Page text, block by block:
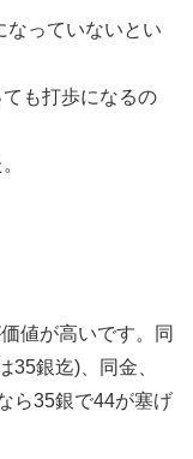
なっていないとい
も打歩になるの
値が高いです。同
35銀迄)、同金、
ら35銀で44が塞げ